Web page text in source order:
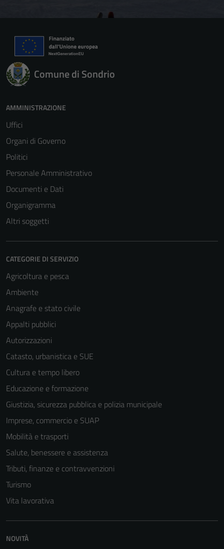
Comune di Sondrio
AMMINISTRAZIONE
Uffici
Organi di Governo
Politici
Personale Amministrativo
Documenti e Dati
Organigramma
Altri soggetti
CATEGORIE DI SERVIZIO
Agricoltura e pesca
Ambiente
Anagrafe e stato civile
Appalti pubblici
Autorizzazioni
Catasto, urbanistica e SUE
Cultura e tempo libero
Educazione e formazione
Giustizia, sicurezza pubblica e polizia municipale
Imprese, commercio e SUAP
Mobilità e trasporti
Salute, benessere e assistenza
Tributi, finanze e contravvenzioni
Turismo
Vita lavorativa
NOVITÀ